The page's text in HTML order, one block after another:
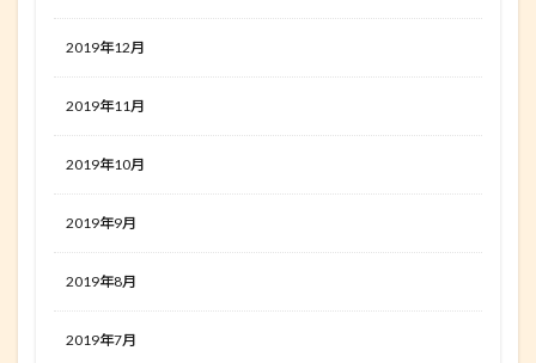
2019年12月
2019年11月
2019年10月
2019年9月
2019年8月
2019年7月